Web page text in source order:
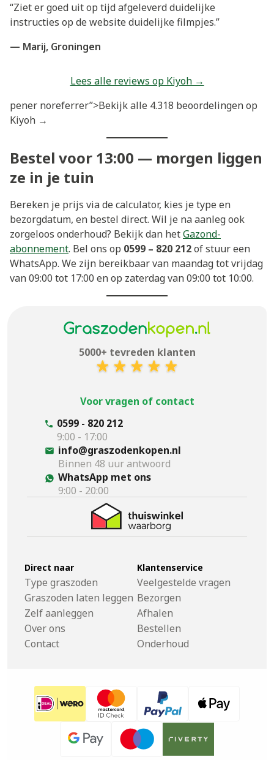
“Ziet er goed uit op tijd afgeleverd duidelijke
instructies op de website duidelijke filmpjes.”
— Marij, Groningen
Lees alle reviews op Kiyoh →
pener noreferrer”>Bekijk alle 4.318 beoordelingen op
Kiyoh →
Bestel voor 13:00 — morgen liggen
ze in je tuin
Bereken je prijs via de calculator, kies je type en
bezorgdatum, en bestel direct. Wil je na aanleg ook
zorgeloos onderhoud? Bekijk dan hetGazond-
abonnement. Bel ons op 0599 – 820 212of stuur een
WhatsApp. We zijn bereikbaar van maandag tot vrijdag
van 09:00 tot 17:00 en op zaterdag van 09:00 tot 10:00.
5000+ tevreden klanten
Voor vragen of contact
0599 - 820 212
9:00 - 17:00
info@graszodenkopen.nl
Binnen 48 uur antwoord
WhatsApp met ons
9:00 - 20:00
Direct naar
Type graszoden
Graszoden laten leggen
Zelf aanleggen
Over ons
Contact
Klantenservice
Veelgestelde vragen
Bezorgen
Afhalen
Bestellen
Onderhoud